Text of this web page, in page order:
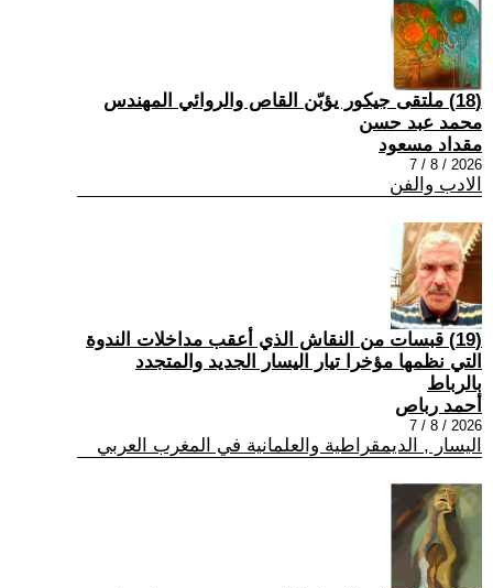
(18) ملتقى جيكور يؤبّن القاص والروائي المهندس
محمد عبد حسن
مقداد مسعود
2026 / 8 / 7
الادب والفن
(19) قبسات من النقاش الذي أعقب مداخلات الندوة
التي نظمها مؤخرا تيار اليسار الجديد والمتجدد
بالرباط
أحمد رباص
2026 / 8 / 7
اليسار , الديمقراطية والعلمانية في المغرب العربي